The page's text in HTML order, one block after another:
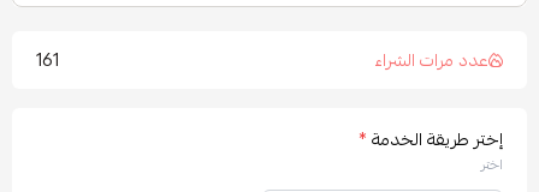
عدد مرات الشراء 161
إختر طريقة الخدمة*
اختر